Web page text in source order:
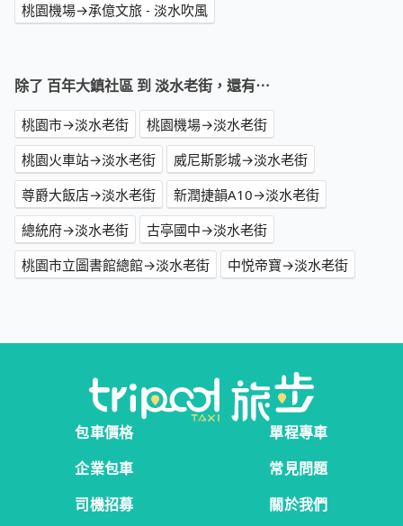
桃園機場→承億文旅 - 淡水吹風
除了 百年大鎮社區 到 淡水老街，還有⋯
桃園市→淡水老街
桃園機場→淡水老街
桃園火車站→淡水老街
威尼斯影城→淡水老街
尊爵大飯店→淡水老街
新潤捷韻A10→淡水老街
總統府→淡水老街
古亭國中→淡水老街
桃園市立圖書館總館→淡水老街
中悦帝寶→淡水老街
包車價格
單程專車
企業包車
常見問題
司機招募
關於我們